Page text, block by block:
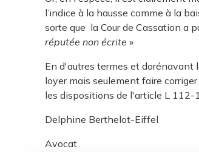
l’indice à la hausse comme à la
sorte que la Cour de Cassation a
réputée non écrite»
En d'autres termes et dorénavant
loyer mais seulement faire
les dispositions de l'article L 112-
Delphine Berthelot-Eiffel
Avocat